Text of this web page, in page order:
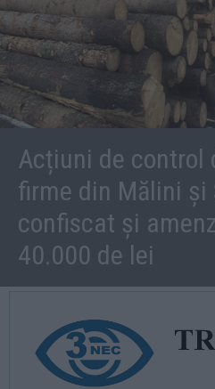
Acțiuni de control
firme din Mălini și
confiscat și
40.000 de lei